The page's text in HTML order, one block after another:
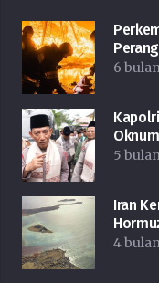
6
5
Iran
4